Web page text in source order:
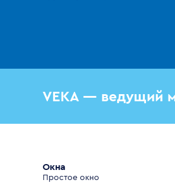
VEKA — ведущий
Окна
Простое окно